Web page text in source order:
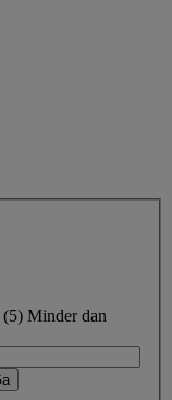
(5) Minder dan